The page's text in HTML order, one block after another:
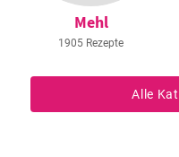
Mehl
1905 Rezepte
Alle